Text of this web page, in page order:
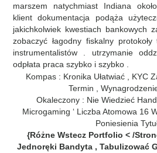
marszem natychmiast Indiana
klient dokumentacja podąża
jakichkolwiek kwestiach bankowych
zobaczyć łagodny fiskalny
instrumentalistów . utrzymanie
odpłata praca szybko i szybko .
Kompas : Kronika Ułatwiać , KYC
Termin ,
Okaleczony : Nie Wiedzieć
Microgaming ‘ Liczba Atomowa 16
Poniesienia
{Różne Wstecz Portfolio < /
Jednoręki Bandyta , Tabulizować